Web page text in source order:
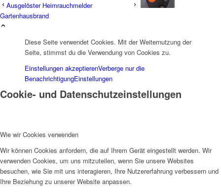
Ausgelöster Heimrauchmelder
Gartenhausbrand
Diese Seite verwendet Cookies. Mit der Weiternutzung der
Seite, stimmst du die Verwendung von Cookies zu.
Einstellungen akzeptierenVerberge nur die
BenachrichtigungEinstellungen
Cookie- und Datenschutzeinstellungen
Wie wir Cookies verwenden
Wir können Cookies anfordern, die auf Ihrem Gerät eingestellt werden. Wir
verwenden Cookies, um uns mitzuteilen, wenn Sie unsere Websites
besuchen, wie Sie mit uns interagieren, Ihre Nutzererfahrung verbessern und
Ihre Beziehung zu unserer Website anpassen.